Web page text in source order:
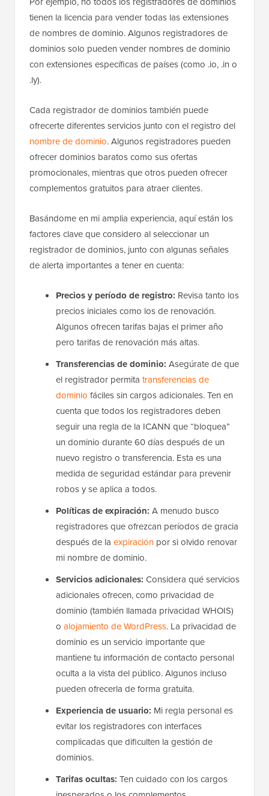
tienen la licencia para vender todas las extensiones
de nombres de dominio. Algunos registradores de
dominios solo pueden vender nombres de dominio
con extensiones específicas de países (como .io, .in o
.ly).
Cada registrador de dominios también puede
ofrecerte diferentes servicios junto con el registro del
nombre de dominio. Algunos registradores pueden
ofrecer dominios baratos como sus ofertas
promocionales, mientras que otros pueden ofrecer
complementos gratuitos para atraer clientes.
Basándome en mi amplia experiencia, aquí están los
factores clave que considero al seleccionar un
registrador de dominios, junto con algunas señales
de alerta importantes a tener en cuenta:
Precios y período de registro: Revisa tanto los
precios iniciales como los de renovación.
Algunos ofrecen tarifas bajas el primer año
pero tarifas de renovación más altas.
Transferencias de dominio: Asegúrate de que
el registrador permita transferencias de
dominio fáciles sin cargos adicionales. Ten en
cuenta que todos los registradores deben
seguir una regla de la ICANN que “bloquea”
un dominio durante 60 días después de un
nuevo registro o transferencia. Esta es una
medida de seguridad estándar para prevenir
robos y se aplica a todos.
Políticas de expiración: A menudo busco
registradores que ofrezcan períodos de gracia
después de la expiración por si olvido renovar
mi nombre de dominio.
Servicios adicionales: Considera qué servicios
adicionales ofrecen, como privacidad de
dominio (también llamada privacidad WHOIS)
o alojamiento de WordPress. La privacidad de
dominio es un servicio importante que
mantiene tu información de contacto personal
oculta a la vista del público. Algunos incluso
pueden ofrecerla de forma gratuita.
Experiencia de usuario: Mi regla personal es
evitar los registradores con interfaces
complicadas que dificulten la gestión de
dominios.
Tarifas ocultas: Ten cuidado con los cargos